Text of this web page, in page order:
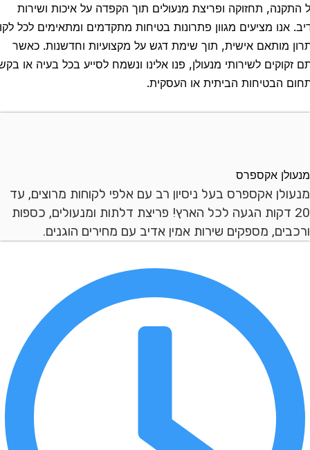
תחזוקה ופריצת מנעולים תוך הקפדה על איכות ושירות
אנו מציעים מגוון פתרונות בטיחות מתקדמים ומתאימים לכל לקוח
מותאם אישית, תוך שימת דגש על מקצועיות וחדשנות. כאשר
לשירותי מנעולן, פנו אלינו ונשמח לסייע בכל בעיה או בקשה
הבטיחות הביתית או העסקית.
אקספרס
אקספרס בעל ניסיון רב עם אלפי לקוחות מרוצים, עד
20 דקות הגעה לכל הארץ! פריצת דלתות ומנעולים, כספות
מספקים שירות אמין אדיב עם מחירים הוגנים.